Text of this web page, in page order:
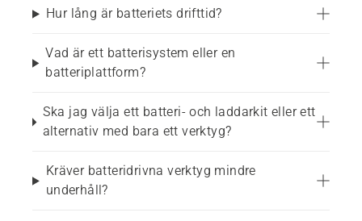
Hur lång är batteriets drifttid?
Vad är ett batterisystem eller en
batteriplattform?
Ska jag välja ett batteri- och laddarkit eller ett
alternativ med bara ett verktyg?
Kräver batteridrivna verktyg mindre
underhåll?